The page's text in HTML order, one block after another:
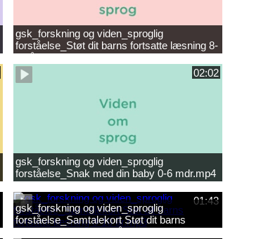
gsk_forskning og viden_sproglig
forståelse_Støt dit barns fortsatte læsning 8-
10 år.mp4
02:02
gsk_forskning og viden_sproglig
forståelse_Snak med din baby 0-6 mdr.mp4
01:43
gsk_forskning og viden_sproglig
forståelse_Samtalekort Støt dit barns
fortsatte læsning 8-10 år.mp3